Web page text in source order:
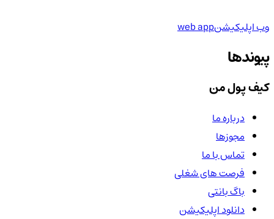
وب اپلیکیشنweb app
پیوندها
کیف پول من
درباره ما
مجوزها
تماس با ما
فرصت های شغلی
باگ بانتی
دانلود اپلیکیشن